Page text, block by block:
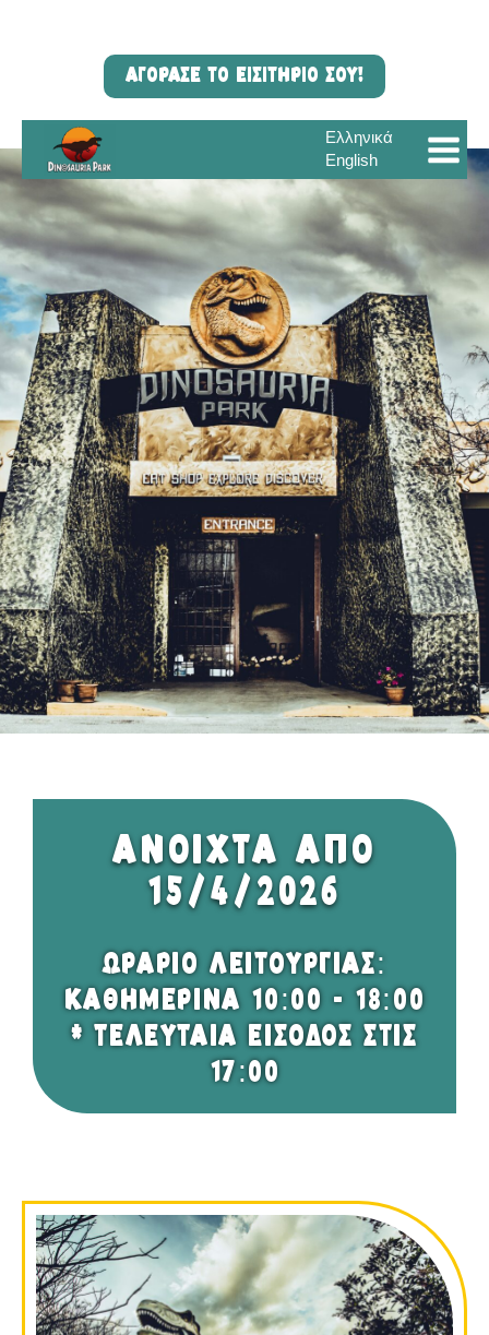
ΑΓΟΡΑΣΕ ΤΟ ΕΙΣΙΤΗΡΙΟ ΣΟΥ!
Ελληνικά
English
ΑΝΟΙΧΤΑ ΑΠΟ
15/4/2026
ΩΡΑΡΙΟ ΛΕΙΤΟΥΡΓΙΑΣ:
ΚΑΘΗΜΕΡΙΝΑ 10:00 - 18:00
* ΤΕΛΕΥΤΑΙΑ ΕΙΣΟΔΟΣ ΣΤΙΣ
17:00